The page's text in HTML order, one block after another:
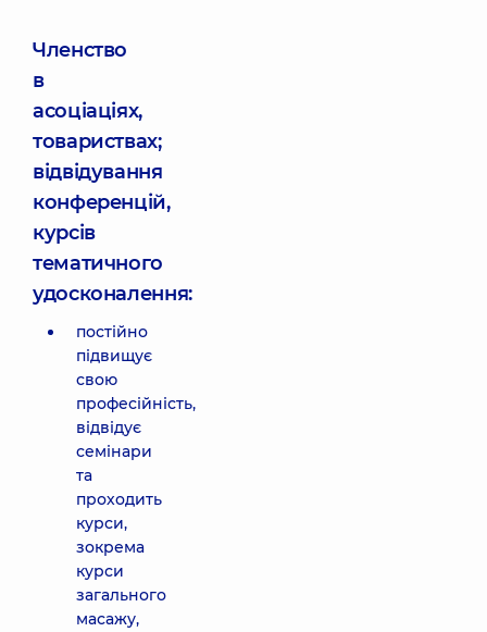
Членство
в
асоціаціях,
товариствах;
відвідування
конференцій,
курсів
тематичного
удосконалення:
постійно
підвищує
свою
професійність,
відвідує
семінари
та
проходить
курси,
зокрема
курси
загального
масажу,